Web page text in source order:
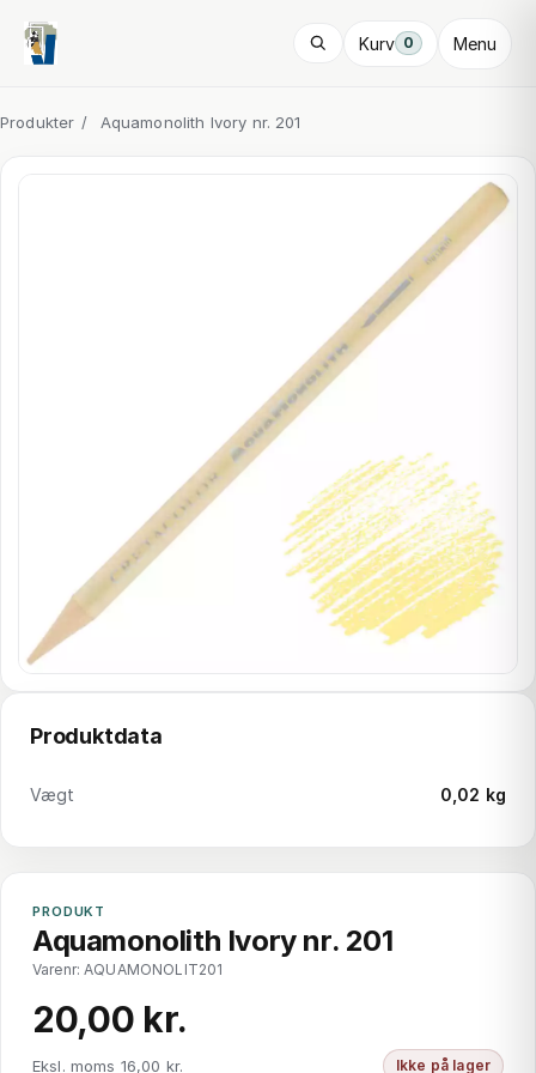
Kurv 0 Menu
Produkter / Aquamonolith Ivory nr. 201
Produktdata
Vægt 0,02 kg
PRODUKT
Aquamonolith Ivory nr. 201
Varenr: AQUAMONOLIT201
20,00 kr.
Eksl. moms 16,00 kr. Ikke på lager